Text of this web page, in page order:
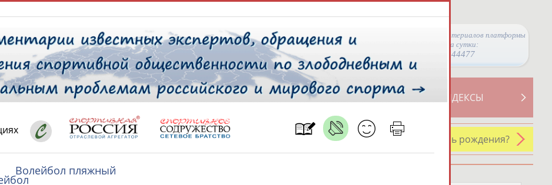
Просмотры материалов платформы
за сутки:
44477
СВОДНЫЕ ИНДЕКСЫ
ТАБЛО АКТИВНОСТИ
РЕСУРСНАЯ ПЛОЩАДКА
У кого сегодня день рождения?
специалисты
Представляет регион*
Волейбол пляжный